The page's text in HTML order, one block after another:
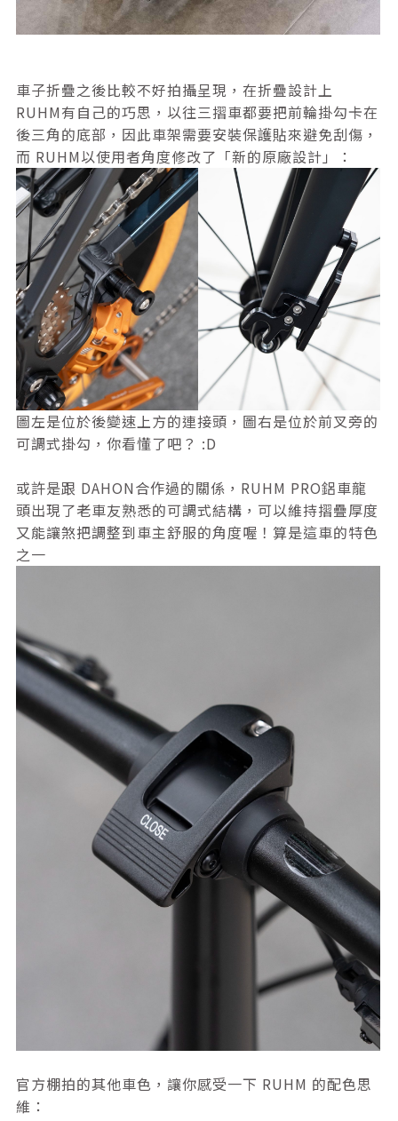
車子折疊之後比較不好拍攝呈現，在折疊設計上
RUHM有自己的巧思，以往三摺車都要把前輪掛勾卡在
後三角的底部，因此車架需要安裝保護貼來避免刮傷，
而 RUHM以使用者角度修改了「新的原廠設計」：
圖左是位於後變速上方的連接頭，圖右是位於前叉旁的
可調式掛勾，你看懂了吧？ :D
或許是跟 DAHON合作過的關係，RUHM PRO鋁車龍
頭出現了老車友熟悉的可調式結構，可以維持摺疊厚度
又能讓煞把調整到車主舒服的角度喔！算是這車的特色
之一
官方棚拍的其他車色，讓你感受一下 RUHM 的配色思
維：